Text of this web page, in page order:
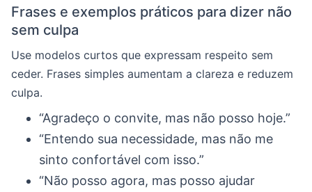
Frases e exemplos práticos para dizer não
sem culpa
Use modelos curtos que expressam respeito sem
ceder. Frases simples aumentam a clareza e reduzem
culpa.
“Agradeço o convite, mas não posso hoje.”
“Entendo sua necessidade, mas não me
sinto confortável com isso.”
“Não posso agora, mas posso ajudar